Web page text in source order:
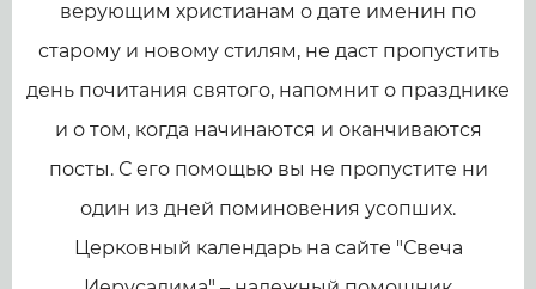
верующим христианам о дате именин по
старому и новому стилям, не даст пропустить
день почитания святого, напомнит о празднике
и о том, когда начинаются и оканчиваются
посты. С его помощью вы не пропустите ни
один из дней поминовения усопших.
Церковный календарь на сайте "Свеча